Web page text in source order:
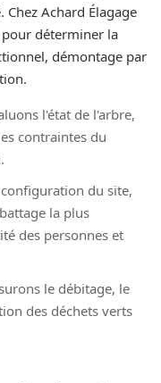
Achard Élagage
déterminer la
démontage par
l'état de l'arbre,
contraintes du
du site,
la plus
des personnes et
le débitage, le
des déchets verts